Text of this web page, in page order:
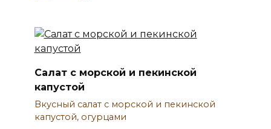
Салат с морской и пекинской
капустой
Вкусный салат с морской и пекинской
капустой, огурцами